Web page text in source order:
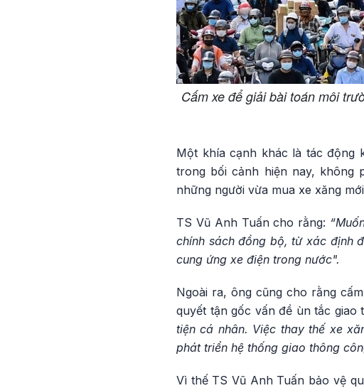
Cấm xe để giải bài toán môi
Một khía cạnh khác là tác động
trong bối cảnh hiện nay, không
những người vừa mua xe xăng
TS Vũ Anh Tuấn cho rằng:
chính sách đồng bộ, từ xác định
cung ứng xe điện trong nước".
Ngoài ra, ông cũng cho rằng
quyết tận gốc vấn đề ùn tắc giao
tiện cá nhân. Việc thay thế xe
phát triển hệ thống giao thông
Vì thế TS Vũ Anh Tuấn bảo vệ